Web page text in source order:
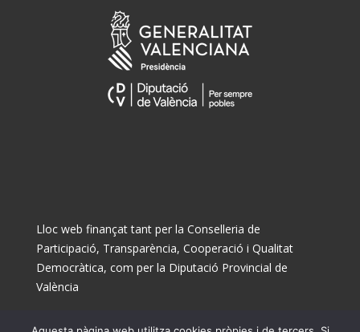
Lloc web finançat tant per la Conselleria de
Participació, Transparència, Cooperació i Qualitat
Democràtica, com per la Diputació Provincial de
València